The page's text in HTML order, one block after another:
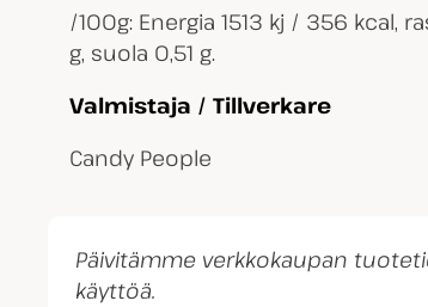
/100g: Energia 1513 kj / 356 kcal,
g, suola 0,51 g.
Valmistaja / Tillverkare
Candy People
Päivitämme verkkokaupan
käyttöä.